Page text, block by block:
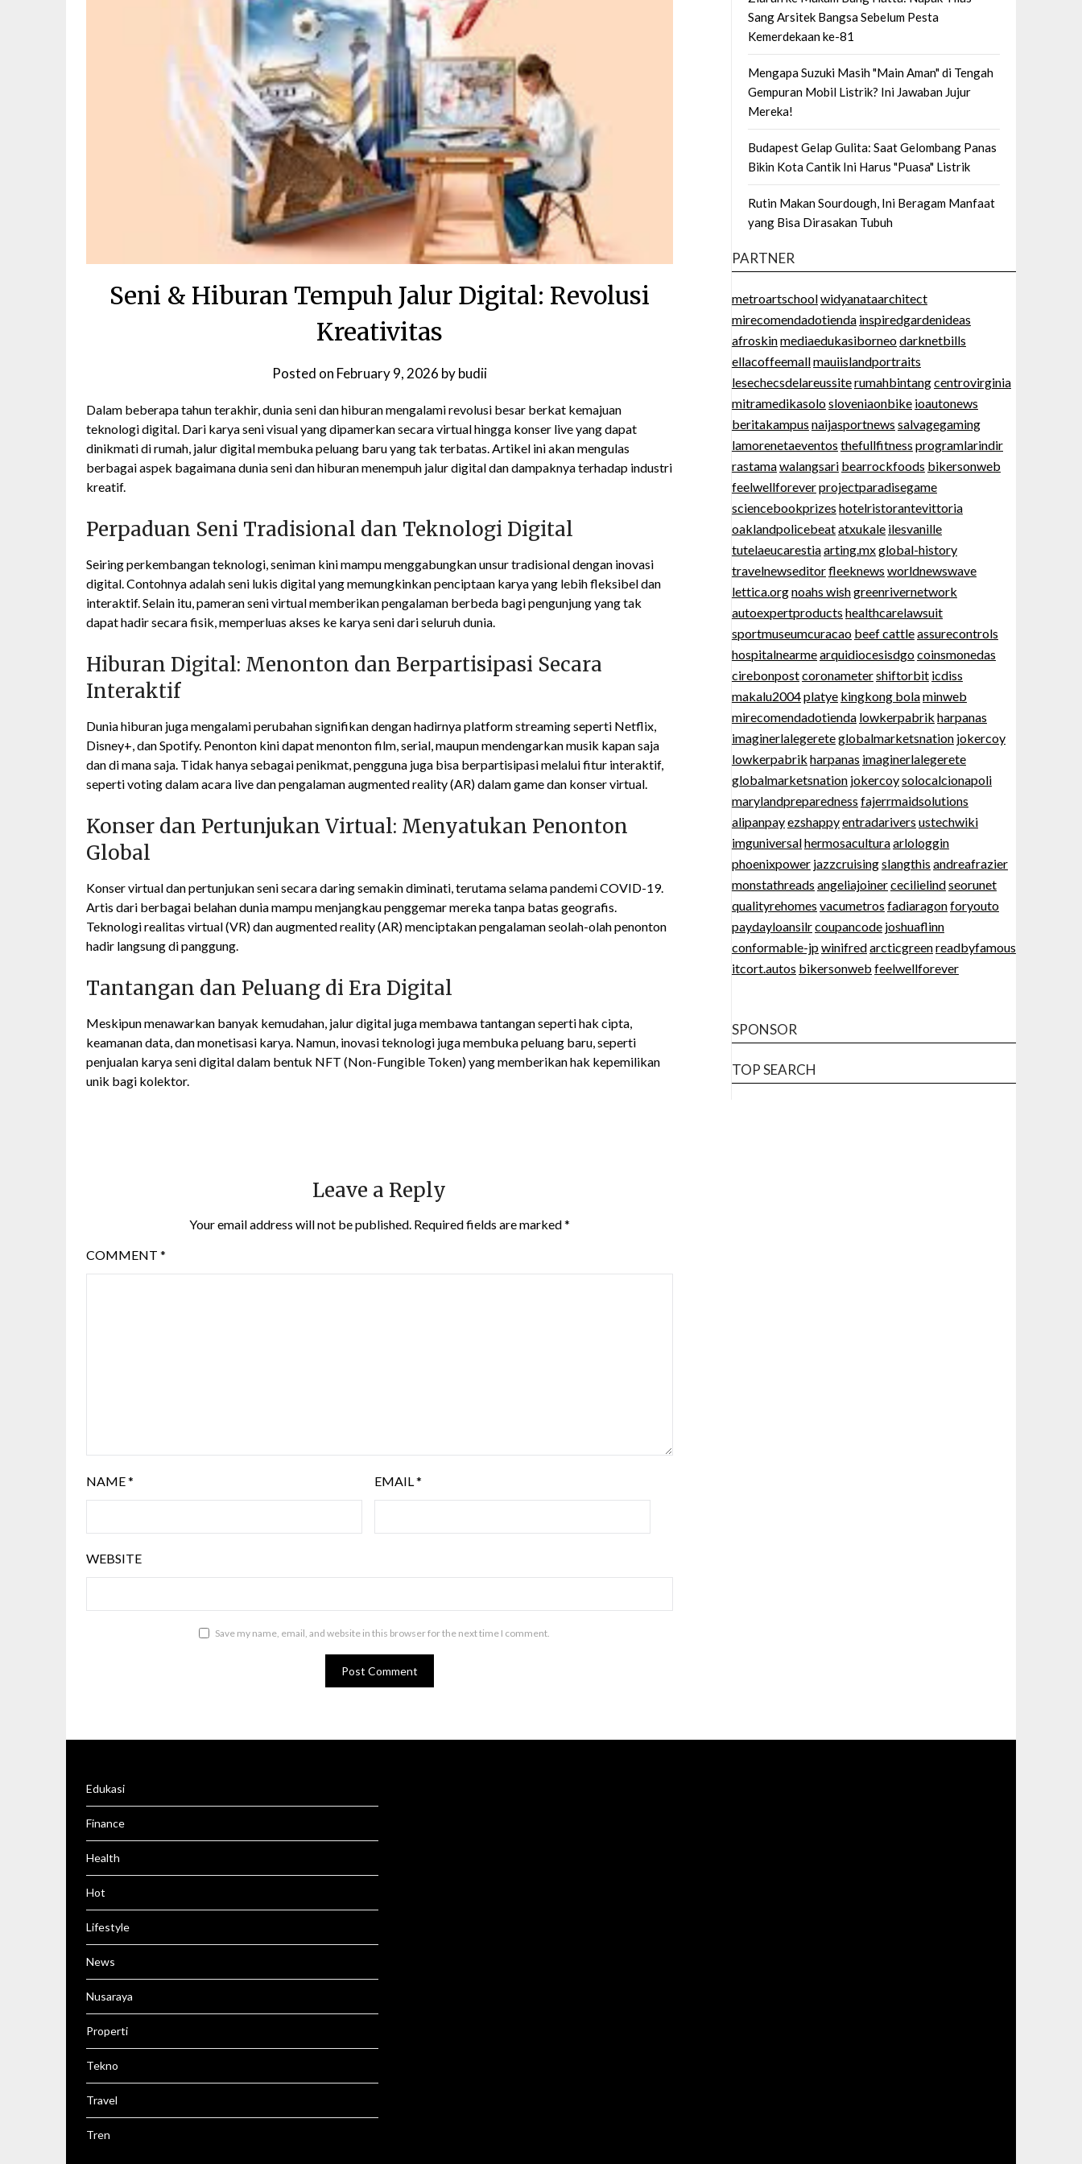
Seni & Hiburan Tempuh Jalur Digital: Revolusi
Kreativitas
Posted on February 9, 2026 bybudii
Dalam beberapa tahun terakhir, dunia seni dan hiburan mengalami revolusi besar berkat kemajuan
teknologi digital. Dari karya seni visual yang dipamerkan secara virtual hingga konser live yang dapat
dinikmati di rumah, jalur digital membuka peluang baru yang tak terbatas. Artikel ini akan mengulas
berbagai aspek bagaimana dunia seni dan hiburan menempuh jalur digital dan dampaknya terhadap industri
kreatif.
Perpaduan Seni Tradisional dan Teknologi Digital
Seiring perkembangan teknologi, seniman kini mampu menggabungkan unsur tradisional dengan inovasi
digital. Contohnya adalah seni lukis digital yang memungkinkan penciptaan karya yang lebih fleksibel dan
interaktif. Selain itu, pameran seni virtual memberikan pengalaman berbeda bagi pengunjung yang tak
dapat hadir secara fisik, memperluas akses ke karya seni dari seluruh dunia.
Hiburan Digital: Menonton dan Berpartisipasi Secara
Interaktif
Dunia hiburan juga mengalami perubahan signifikan dengan hadirnya platform streaming seperti Netflix,
Disney+, dan Spotify. Penonton kini dapat menonton film, serial, maupun mendengarkan musik kapan saja
dan di mana saja. Tidak hanya sebagai penikmat, pengguna juga bisa berpartisipasi melalui fitur interaktif,
seperti voting dalam acara live dan pengalaman augmented reality (AR) dalam game dan konser virtual.
Konser dan Pertunjukan Virtual: Menyatukan Penonton
Global
Konser virtual dan pertunjukan seni secara daring semakin diminati, terutama selama pandemi COVID-19.
Artis dari berbagai belahan dunia mampu menjangkau penggemar mereka tanpa batas geografis.
Teknologi realitas virtual (VR) dan augmented reality (AR) menciptakan pengalaman seolah-olah penonton
hadir langsung di panggung.
Tantangan dan Peluang di Era Digital
Meskipun menawarkan banyak kemudahan, jalur digital juga membawa tantangan seperti hak cipta,
keamanan data, dan monetisasi karya. Namun, inovasi teknologi juga membuka peluang baru, seperti
penjualan karya seni digital dalam bentuk NFT (Non-Fungible Token) yang memberikan hak kepemilikan
unik bagi kolektor.
Leave a Reply
Your email address will not be published. Required fields are marked*
COMMENT *
NAME* EMAIL*
WEBSITE
Save my name, email, and website in this browser for the next time I comment.
Sang Arsitek Bangsa Sebelum Pesta
Kemerdekaan ke-81
Mengapa Suzuki Masih "Main Aman" di Tengah
Gempuran Mobil Listrik? Ini Jawaban Jujur
Mereka!
Budapest Gelap Gulita: Saat Gelombang Panas
Bikin Kota Cantik Ini Harus "Puasa" Listrik
Rutin Makan Sourdough, Ini Beragam Manfaat
yang Bisa Dirasakan Tubuh
PARTNER
metroartschoolwidyanataarchitect
mirecomendadotienda inspiredgardenideas
afroskinmediaedukasiborneodarknetbills
ellacoffeemallmauiislandportraits
lesechecsdelareussiterumahbintangcentrovirginia
mitramedikasolosloveniaonbike ioautonews
beritakampus naijasportnews salvagegaming
lamorenetaeventos thefullfitness programlarindir
rastamawalangsari bearrockfoods bikersonweb
feelwellforeverprojectparadisegame
sciencebookprizes hotelristorantevittoria
oaklandpolicebeatatxukale ilesvanille
tutelaeucarestiaarting.mxglobal-history
travelnewseditorfleeknews worldnewswave
lettica.orgnoahs wishgreenrivernetwork
autoexpertproducts healthcarelawsuit
sportmuseumcuracao beef cattleassurecontrols
hospitalnearmearquidiocesisdgocoinsmonedas
cirebonpostcoronametershiftorbit icdiss
makalu2004platye kingkong bolaminweb
mirecomendadotienda lowkerpabrik harpanas
imaginerlalegereteglobalmarketsnation jokercoy
lowkerpabrik harpanas imaginerlalegerete
globalmarketsnation jokercoysolocalcionapoli
marylandpreparedness fajerrmaidsolutions
alipanpayezshappyentradarivers ustechwiki
imguniversalhermosaculturaarlologgin
phoenixpower jazzcruisingslangthis andreafrazier
monstathreads angeliajoinercecilielindseorunet
qualityrehomes vacumetros fadiaragonforyouto
paydayloansilrcoupancode joshuaflinn
conformable-jpwinifredarcticgreenreadbyfamous
itcort.autos bikersonweb feelwellforever
SPONSOR
TOP SEARCH
Edukasi
Finance
Health
Hot
Lifestyle
News
Nusaraya
Properti
Tekno
Travel
Tren